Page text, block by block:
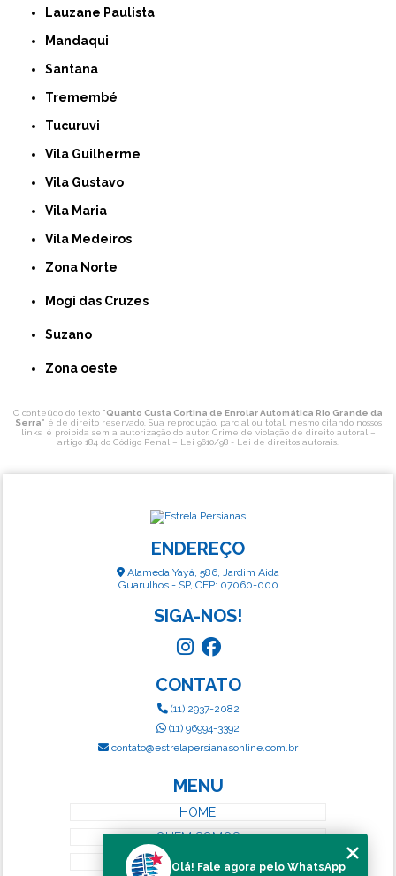
Lauzane Paulista
Mandaqui
Santana
Tremembé
Tucuruvi
Vila Guilherme
Vila Gustavo
Vila Maria
Vila Medeiros
Zona Norte
Mogi das Cruzes
Suzano
Zona oeste
O conteúdo do texto "Quanto Custa Cortina de Enrolar Automática Rio Grande da
Serra" é de direito reservado. Sua reprodução, parcial ou total, mesmo citando nossos
links, é proibida sem a autorização do autor. Crime de violação de direito autoral –
artigo 184 do Código Penal – Lei 9610/98 - Lei de direitos autorais
ENDEREÇO
Alameda Yayá, 586, Jardim Aida
Guarulhos - SP, CEP: 07060-000
SIGA-NOS!
CONTATO
(11) 2937-2082
(11) 96994-3392
contato@estrelapersianasonline.com.br
MENU
HOME
QUEM SOMOS
SERVIÇOS
Olá! Fale agora pelo WhatsApp